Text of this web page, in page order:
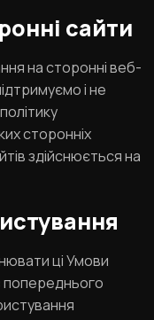
сайти
на сторонні веб-
і не
сторонніх
здійснюється на
ці Умови
попереднього